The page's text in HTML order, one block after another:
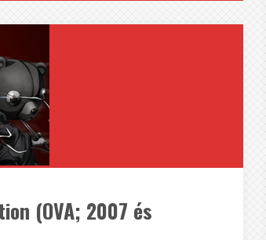
(OVA; 2007 és